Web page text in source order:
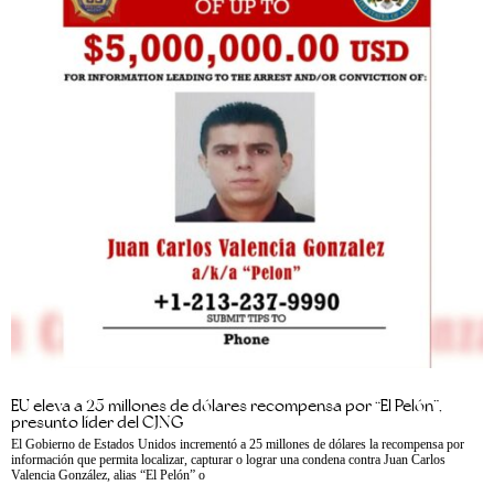
EU eleva a 25 millones de dólares recompensa por “El Pelón”,
presunto líder del CJNG
El Gobierno de Estados Unidos incrementó a 25 millones de dólares la recompensa por
información que permita localizar, capturar o lograr una condena contra Juan Carlos
Valencia González, alias “El Pelón” o